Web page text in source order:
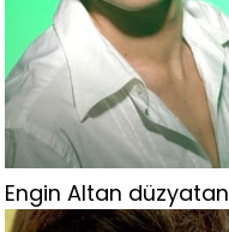
Engin Altan düzyatan